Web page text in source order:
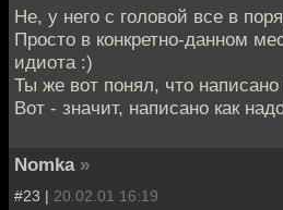
Не, у него с головой все в
Просто в конкретно-данном
идиота :)
Ты же вот понял, что
Вот - значит, написано как
Nomka »
#23 | 20.02.01 16:19